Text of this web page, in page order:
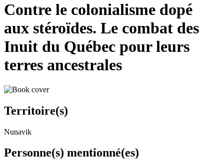
Contre le colonialisme dopé
aux stéroïdes. Le combat des
Inuit du Québec pour leurs
terres ancestrales
Territoire(s)
Nunavik
Personne(s) mentionné(es)